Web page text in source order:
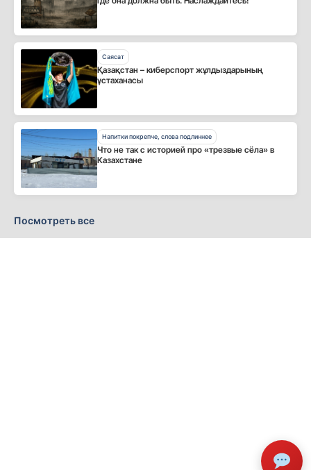
Саясат
Қазақстан – киберспорт жұлдыздарының
ұстаханасы
Напитки покрепче, слова подлиннее
Что не так с историей про «трезвые сёла» в
Казахстане
Посмотреть все